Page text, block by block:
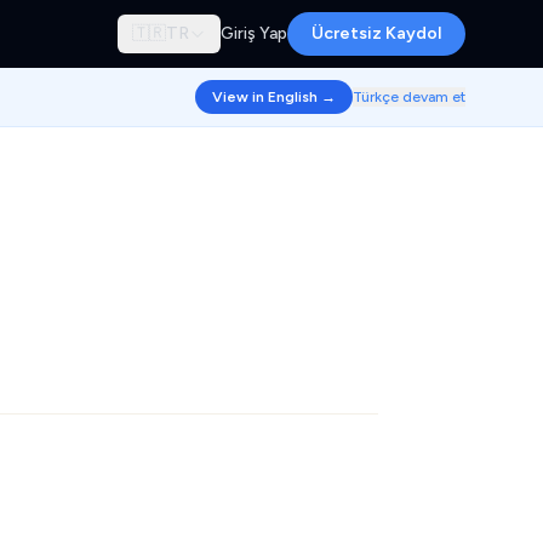
🇹🇷 TR Giriş Yap Ücretsiz Kaydol
View in English → Türkçe devam et